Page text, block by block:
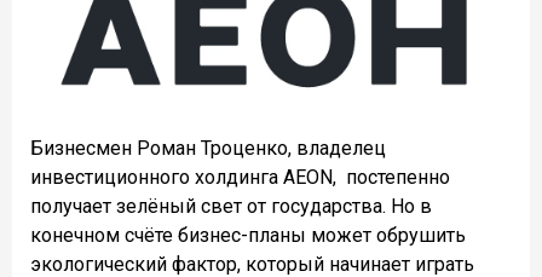
Бизнесмен Роман Троценко, владелец
инвестиционного холдинга AEON, постепенно
получает зелёный свет от государства. Но в
конечном счёте бизнес-планы может обрушить
экологический фактор, который начинает играть